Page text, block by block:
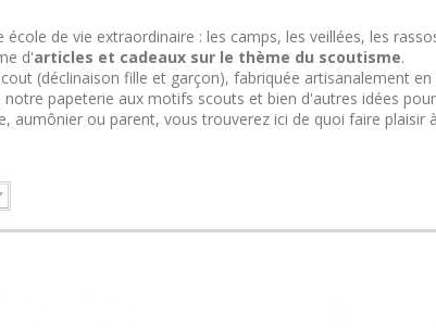
de vie extraordinaire : les camps, les veillées, les
d'articles et cadeaux sur le thème du scoutisme.
(déclinaison fille et garçon), fabriquée artisanalement
notre papeterie aux motifs scouts et bien d'autres idées
aumônier ou parent, vous trouverez ici de quoi faire plaisir